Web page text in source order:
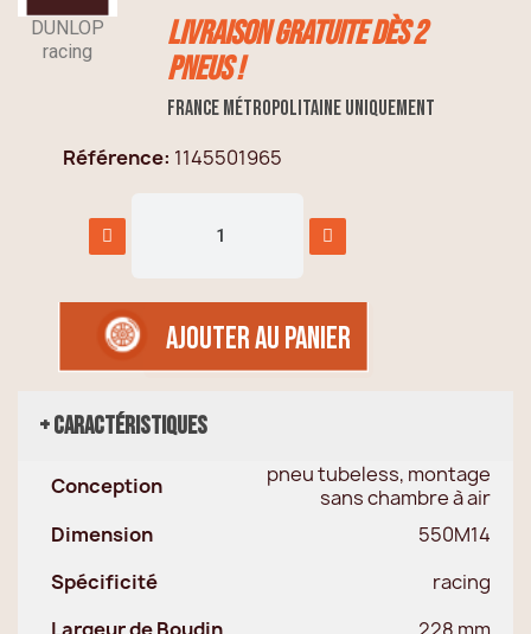
DUNLOP
racing
Livraison GRATUITE dès 2
pneus !
France métropolitaine uniquement
Référence 1145501965
AJOUTER AU PANIER
+ Caractéristiques
Conception
pneu tubeless, montage
sans chambre à air
Dimension
550M14
Spécificité
racing